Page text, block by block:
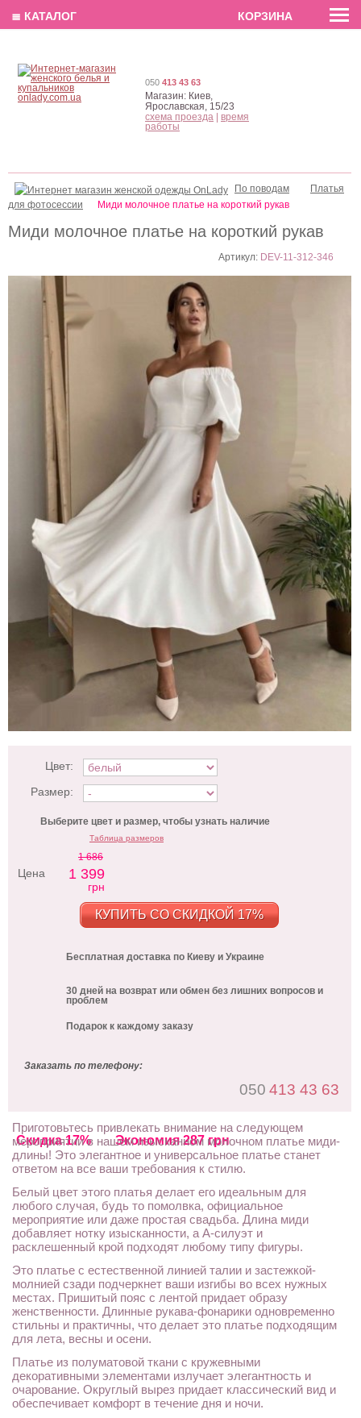
EN РУС
Миди молочное платье на короткий рукав
Артикул: DEV-11-312-346
Скидка 17% Экономия 287 грн
Цвет:
Размер:
Выберите цвет и размер, чтобы узнать наличие
Таблица размеров
Цена
1 686
1 399
грн
КУПИТЬ СО СКИДКОЙ 17%
Бесплатная доставка по Киеву и Украине
30 дней на возврат или обмен без лишних вопросов и
проблем
Подарок к каждому заказу
Заказать по телефону:
050 413 43 63
Приготовьтесь привлекать внимание на следующем
мероприятии в нашем изысканном молочном платье миди-
длины! Это элегантное и универсальное платье станет
ответом на все ваши требования к стилю.
Белый цвет этого платья делает его идеальным для
любого случая, будь то помолвка, официальное
мероприятие или даже простая свадьба. Длина миди
добавляет нотку изысканности, а А-силуэт и
расклешенный крой подходят любому типу фигуры.
Это платье с естественной линией талии и застежкой-
молнией сзади подчеркнет ваши изгибы во всех нужных
местах. Пришитый пояс с лентой придает образу
женственности. Длинные рукава-фонарики одновременно
стильны и практичны, что делает это платье подходящим
для лета, весны и осени.
Платье из полуматовой ткани с кружевными
декоративными элементами излучает элегантность и
очарование. Округлый вырез придает классический вид и
обеспечивает комфорт в течение дня и ночи.
По поводам
Платья
для фотосессии
Миди молочное платье на короткий рукав
050 413 43 63
Магазин: Киев,
Ярославская, 15/23
схема проезда
время
работы
≣ КАТАЛОГ КОРЗИНА